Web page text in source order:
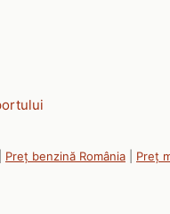
Preț benzină România Preț